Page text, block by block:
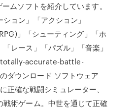
ムソフトを紹介しています。
ョン」「アクション」
」「シューティング」「ホ
レース」「パズル」「音楽」
totally-accurate-battle-
ダウンロード ソフトウェア
確な戦闘シミュレーター、
戦術ゲーム。中世を通じて正確